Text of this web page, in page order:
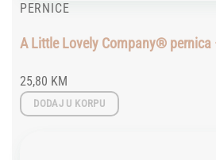
PERNICE
A Little Lovely Company® pernica
25,80 KM
DODAJ U KORPU